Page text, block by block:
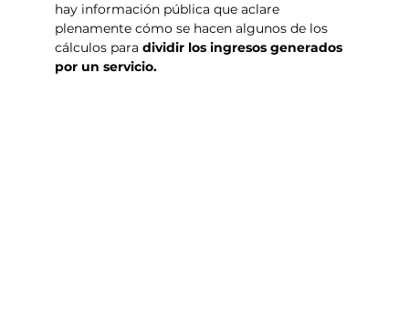
hay información pública que aclare
plenamente cómo se hacen algunos de los
cálculos para dividir los ingresos generados
por un servicio.